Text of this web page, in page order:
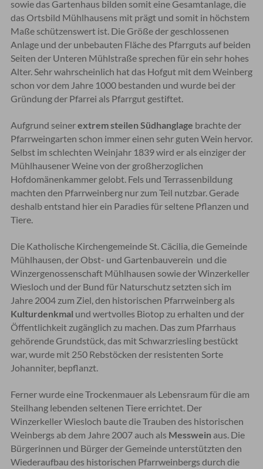
sowie das Gartenhaus bilden somit eine Gesamtanlage, die
das Ortsbild Mühlhausens mit prägt und somit in höchstem
Maße schützenswert ist. Die Größe der geschlossenen
Anlage und der unbebauten Fläche des Pfarrguts auf beiden
Seiten der Unteren Mühlstraße sprechen für ein sehr hohes
Alter. Sehr wahrscheinlich hat das Hofgut mit dem Weinberg
schon vor dem Jahre 1000 bestanden und wurde bei der
Gründung der Pfarrei als Pfarrgut gestiftet.
Aufgrund seinerextrem steilen Südhanglage brachte der
Pfarrweingarten schon immer einen sehr guten Wein hervor.
Selbst im schlechten Weinjahr 1839 wird er als einziger der
Mühlhausener Weine von der großherzoglichen
Hofdomänenkammer gelobt. Fels und Terrassenbildung
machten den Pfarrweinberg nur zum Teil nutzbar. Gerade
deshalb entstand hier ein Paradies für seltene Pflanzen und
Tiere.
Die Katholische Kirchengemeinde St. Cäcilia, die Gemeinde
Mühlhausen, der Obst- und Gartenbauverein und die
Winzergenossenschaft Mühlhausen sowie der Winzerkeller
Wiesloch und der Bund für Naturschutz setzten sich im
Jahre 2004 zum Ziel, den historischen Pfarrweinberg als
Kulturdenkmal und wertvolles Biotop zu erhalten und der
Öffentlichkeit zugänglich zu machen. Das zum Pfarrhaus
gehörende Grundstück, das mit Schwarzriesling bestückt
war, wurde mit 250 Rebstöcken der resistenten Sorte
Johanniter, bepflanzt.
Ferner wurde eine Trockenmauer als Lebensraum für die am
Steilhang lebenden seltenen Tiere errichtet. Der
Winzerkeller Wiesloch baute die Trauben des historischen
Weinbergs ab dem Jahre 2007 auch als Messwein aus. Die
Bürgerinnen und Bürger der Gemeinde unterstützten den
Wiederaufbau des historischen Pfarrweinbergs durch die